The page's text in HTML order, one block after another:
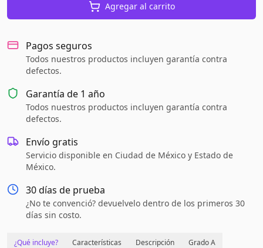
Agregar al carrito
Pagos seguros
Todos nuestros productos incluyen garantía contra
defectos.
Garantía de 1 año
Todos nuestros productos incluyen garantía contra
defectos.
Envío gratis
Servicio disponible en Ciudad de México y Estado de
México.
30 días de prueba
¿No te convenció? devuelvelo dentro de los primeros 30
días sin costo.
¿Qué incluye? Características Descripción Grado A